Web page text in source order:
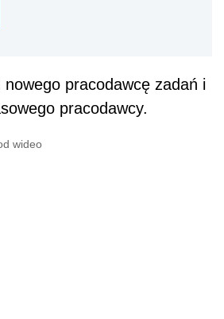
pracodawcę zadań i
pracodawcy.
wideo